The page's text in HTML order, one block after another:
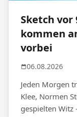
Sketch vor
kommen
vorbei
06.08.2026
Jeden Morgen
Klee, Normen
gespielten Witz